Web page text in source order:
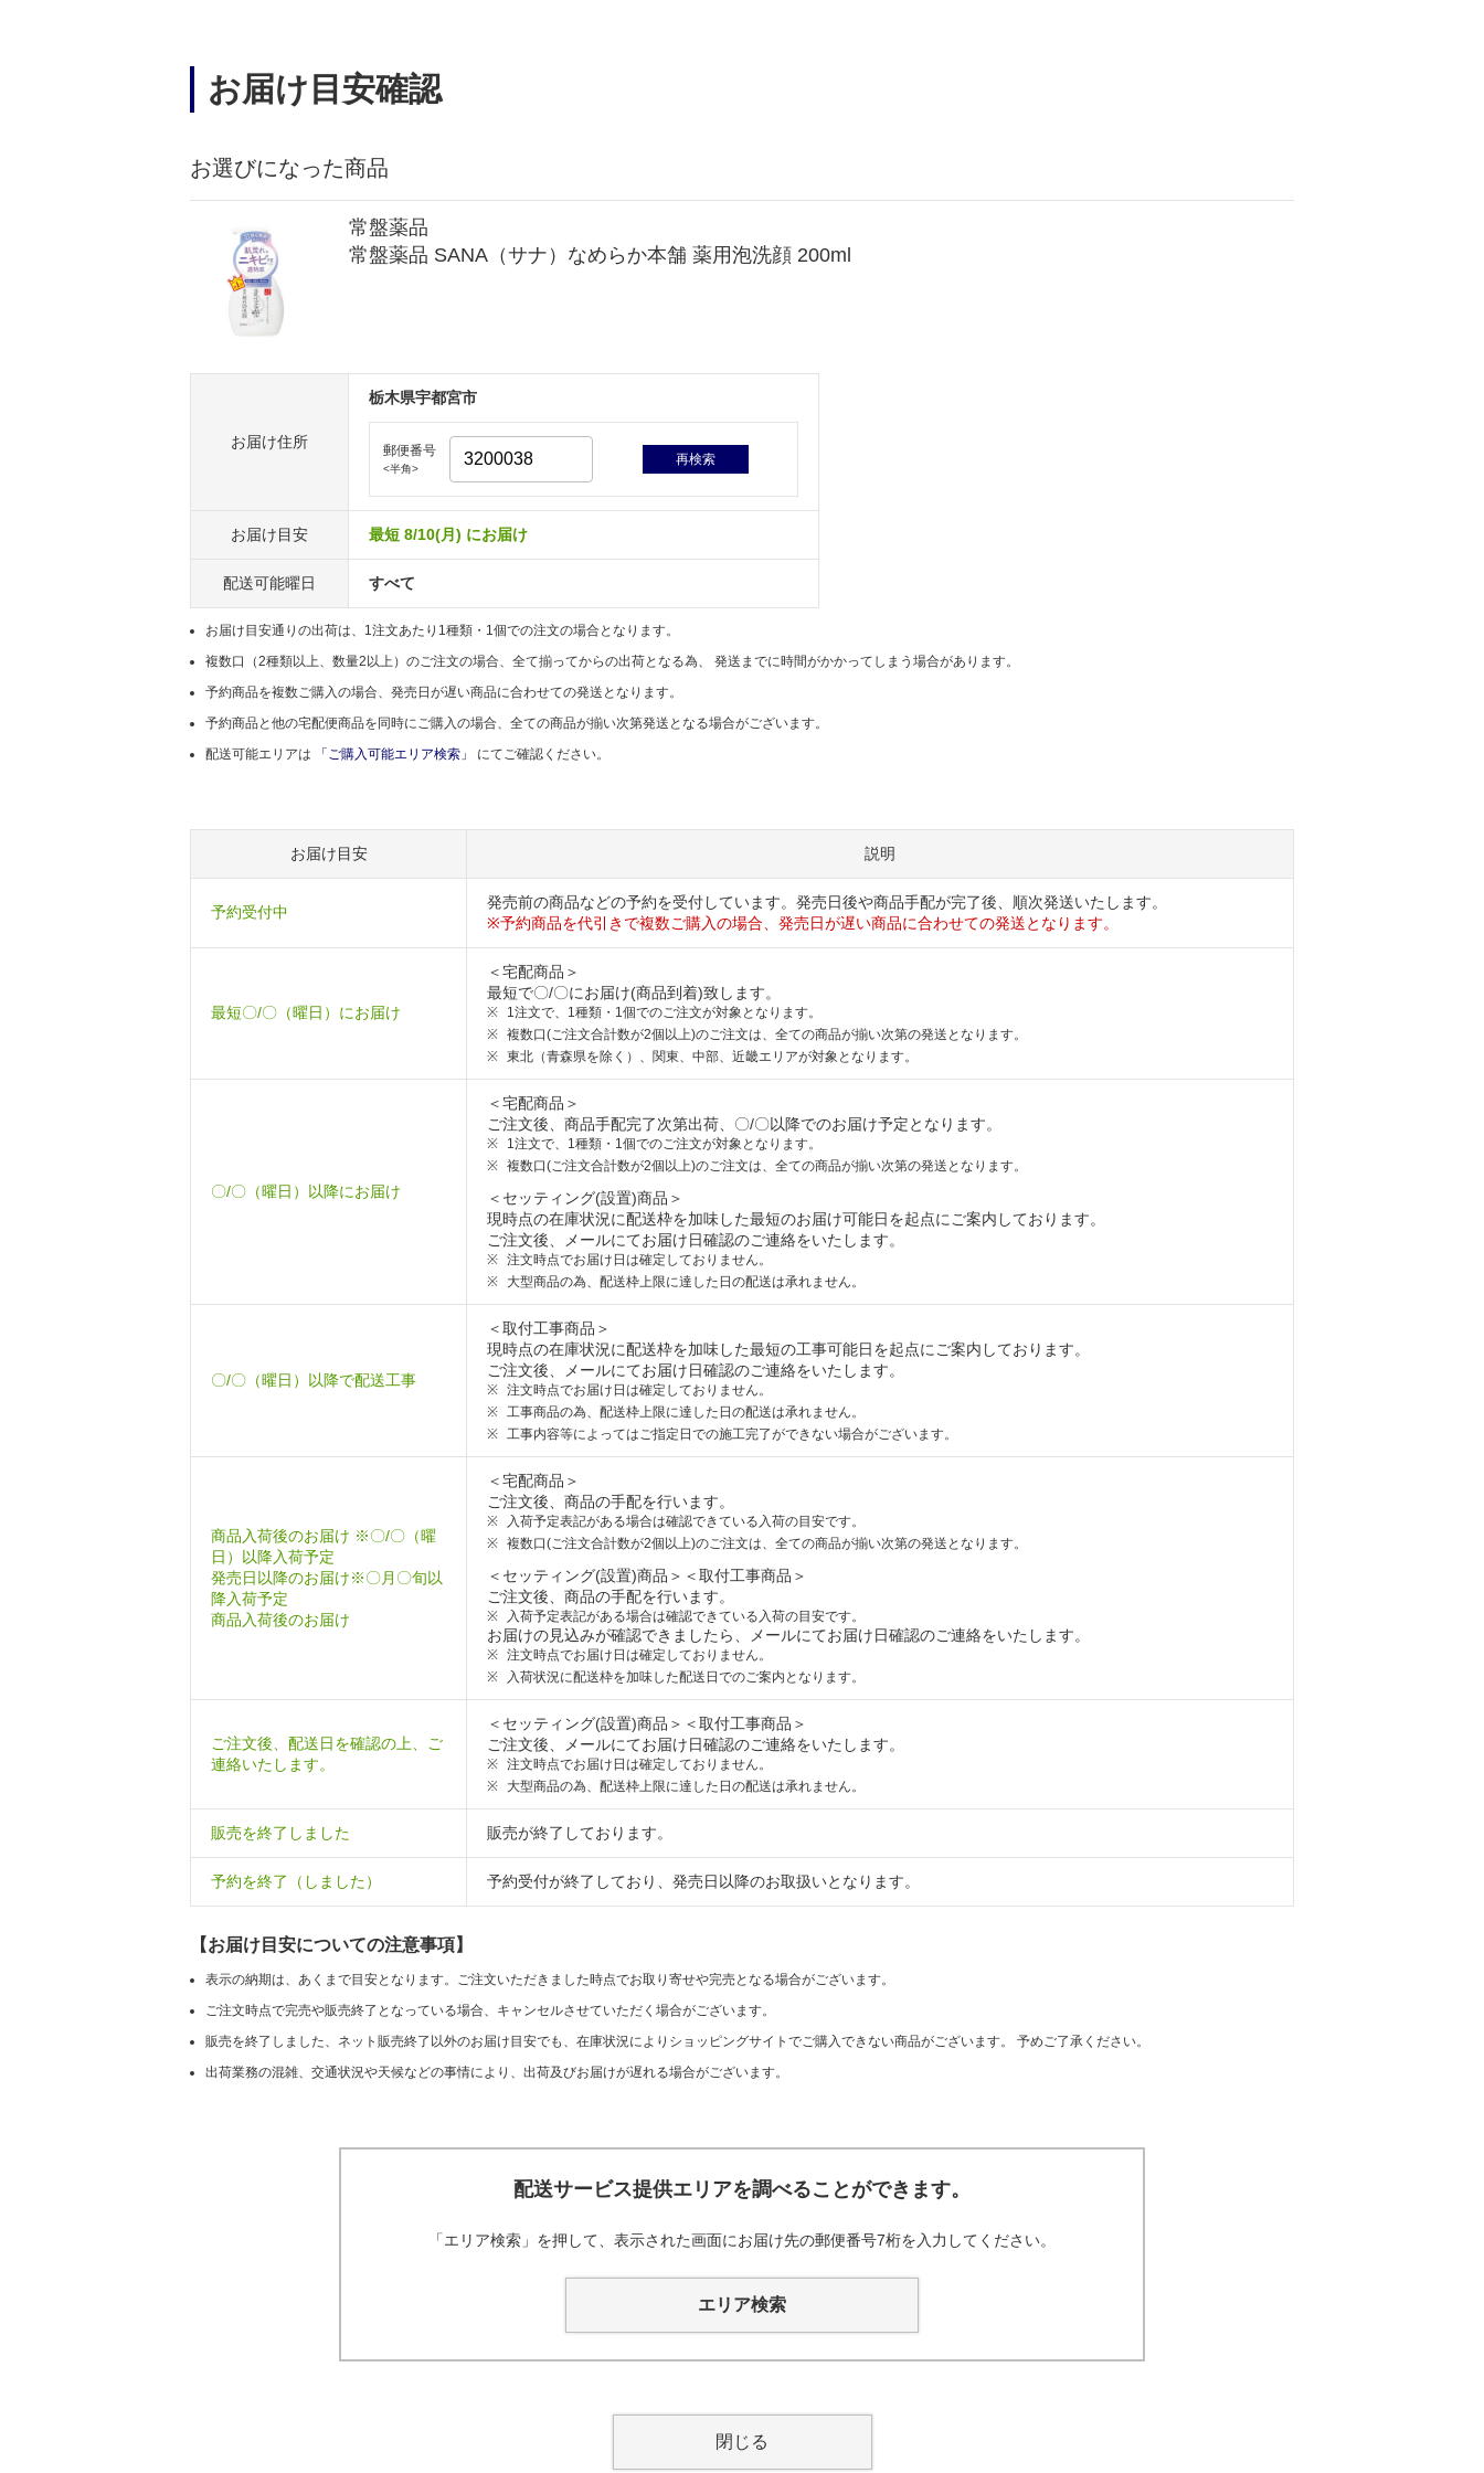
お届け目安確認
お選びになった商品
常盤薬品
常盤薬品 SANA（サナ）なめらか本舗 薬用泡洗顔 200ml
お届け住所
栃木県宇都宮市
郵便番号
<半角>
再検索
お届け目安 最短 8/10(月) にお届け
配送可能曜日 すべて
お届け目安通りの出荷は、1注文あたり1種類・1個での注文の場合となります。
複数口（2種類以上、数量2以上）のご注文の場合、全て揃ってからの出荷となる為、 発送までに時間がかかってしまう場合があります。
予約商品を複数ご購入の場合、発売日が遅い商品に合わせての発送となります。
予約商品と他の宅配便商品を同時にご購入の場合、全ての商品が揃い次第発送となる場合がございます。
配送可能エリアは
「ご購入可能エリア検索」 にてご確認ください。
お届け目安 説明
予約受付中
発売前の商品などの予約を受付しています。発売日後や商品手配が完了後、順次発送いたします。
※予約商品を代引きで複数ご購入の場合、発売日が遅い商品に合わせての発送となります。
最短〇/〇（曜日）にお届け
＜宅配商品＞
最短で〇/〇にお届け(商品到着)致します。
1注文で、1種類・1個でのご注文が対象となります。
複数口(ご注文合計数が2個以上)のご注文は、全ての商品が揃い次第の発送となります。
東北（青森県を除く）、関東、中部、近畿エリアが対象となります。
〇/〇（曜日）以降にお届け
＜宅配商品＞
ご注文後、商品手配完了次第出荷、〇/〇以降でのお届け予定となります。
1注文で、1種類・1個でのご注文が対象となります。
複数口(ご注文合計数が2個以上)のご注文は、全ての商品が揃い次第の発送となります。
＜セッティング(設置)商品＞
現時点の在庫状況に配送枠を加味した最短のお届け可能日を起点にご案内しております。
ご注文後、メールにてお届け日確認のご連絡をいたします。
注文時点でお届け日は確定しておりません。
大型商品の為、配送枠上限に達した日の配送は承れません。
〇/〇（曜日）以降で配送工事
＜取付工事商品＞
現時点の在庫状況に配送枠を加味した最短の工事可能日を起点にご案内しております。
ご注文後、メールにてお届け日確認のご連絡をいたします。
注文時点でお届け日は確定しておりません。
工事商品の為、配送枠上限に達した日の配送は承れません。
工事内容等によってはご指定日での施工完了ができない場合がございます。
商品入荷後のお届け ※〇/〇（曜
日）以降入荷予定
発売日以降のお届け※〇月〇旬以
降入荷予定
商品入荷後のお届け
＜宅配商品＞
ご注文後、商品の手配を行います。
入荷予定表記がある場合は確認できている入荷の目安です。
複数口(ご注文合計数が2個以上)のご注文は、全ての商品が揃い次第の発送となります。
＜セッティング(設置)商品＞＜取付工事商品＞
ご注文後、商品の手配を行います。
入荷予定表記がある場合は確認できている入荷の目安です。
お届けの見込みが確認できましたら、メールにてお届け日確認のご連絡をいたします。
注文時点でお届け日は確定しておりません。
入荷状況に配送枠を加味した配送日でのご案内となります。
ご注文後、配送日を確認の上、ご
連絡いたします。
＜セッティング(設置)商品＞＜取付工事商品＞
ご注文後、メールにてお届け日確認のご連絡をいたします。
注文時点でお届け日は確定しておりません。
大型商品の為、配送枠上限に達した日の配送は承れません。
販売を終了しました 販売が終了しております。
予約を終了（しました） 予約受付が終了しており、発売日以降のお取扱いとなります。
【お届け目安についての注意事項】
表示の納期は、あくまで目安となります。ご注文いただきました時点でお取り寄せや完売となる場合がございます。
ご注文時点で完売や販売終了となっている場合、キャンセルさせていただく場合がございます。
販売を終了しました、ネット販売終了以外のお届け目安でも、在庫状況によりショッピングサイトでご購入できない商品がございます。 予めご了承ください。
出荷業務の混雑、交通状況や天候などの事情により、出荷及びお届けが遅れる場合がございます。
配送サービス提供エリアを調べることができます。
「エリア検索」を押して、表示された画面にお届け先の郵便番号7桁を入力してください。
エリア検索
閉じる